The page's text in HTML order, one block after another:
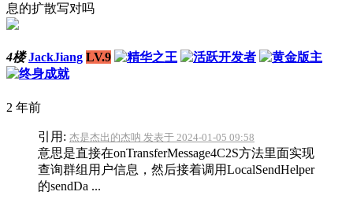
息的扩散写对吗
4楼 JackJiang LV.9
2 年前
引用: 杰是杰出的杰呐 发表于 2024-01-05 09:58
意思是直接在onTransferMessage4C2S方法里面实现
查询群组用户信息，然后接着调用LocalSendHelper
的sendDa ...